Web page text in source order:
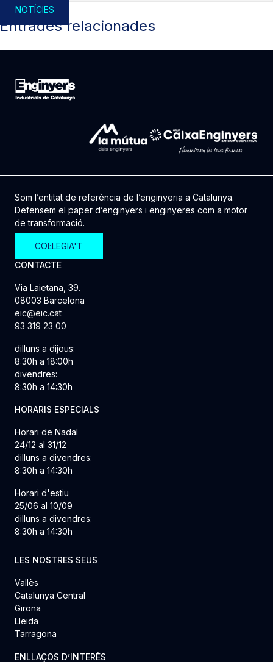
NOTÍCIES
Entrades relacionades
Som l’entitat de referència de l’enginyeria a Catalunya.
Defensem el paper d’enginyers i enginyeres com a motor
de transformació.
COL·LEGIA'T
CONTACTE
Via Laietana, 39.
08003 Barcelona
eic@eic.cat
93 319 23 00
dilluns a dijous:
8:30h a 18:00h
divendres:
8:30h a 14:30h
HORARIS ESPECIALS
Horari de Nadal
24/12 al 31/12
dilluns a divendres:
8:30h a 14:30h
Horari d'estiu
25/06 al 10/09
dilluns a divendres:
8:30h a 14:30h
LES NOSTRES SEUS
Vallès
Catalunya Central
Girona
Lleida
Tarragona
ENLLAÇOS D’INTERÈS